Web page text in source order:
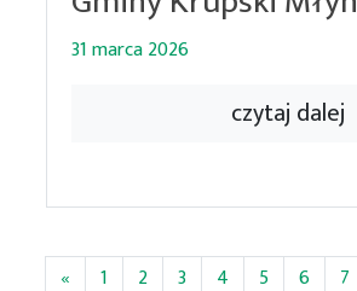
31 marca 2026
czytaj dalej
« 1 2 3 4 5 6 7